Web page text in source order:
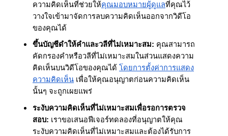
ความคิดเห็นที่ช่วยให้คุณมอบหมายผู้ดูแลที่คุณไว้
วางใจเข้ามาจัดการลบความคิดเห็นออกจากวิดีโอ
ของคุณได้
ขึ้นบัญชีดำให้คำและวลีที่ไม่เหมาะสม: คุณสามารถ
คัดกรองคำหรือวลีที่ไม่เหมาะสมในส่วนแสดงความ
คิดเห็นบนวิดีโอของคุณได้ โดยการตั้งค่าการแสดง
ความคิดเห็น เพื่อให้คุณอนุญาตก่อนความคิดเห็น
นั้นๆ จะถูกเผยแพร่
ระงับความคิดเห็นที่ไม่เหมาะสมเพื่อรอการตรวจ
สอบ: เราขอเสนอฟีเจอร์ทดลองที่อนุญาตให้คุณ
ระงับความคิดเห็นที่ไม่เหมาะสมและต้องได้รับการ